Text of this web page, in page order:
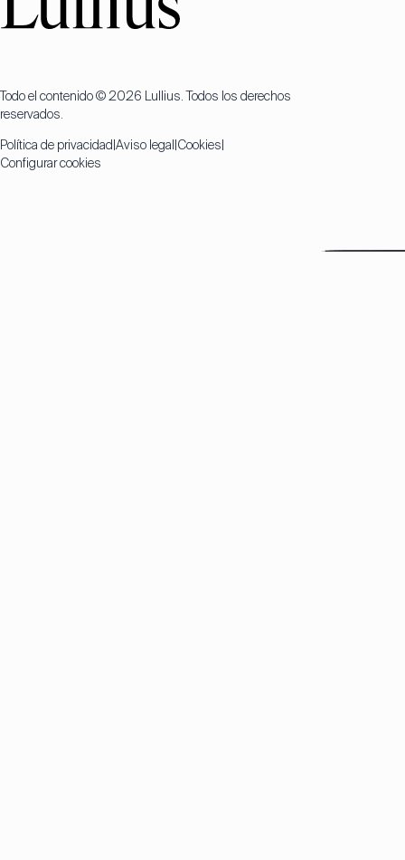
Todo el contenido © 2026 Lullius. Todos los derechos
reservados.
Política de privacidad Aviso legal Cookies
Configurar cookies